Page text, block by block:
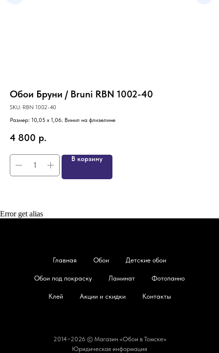
Обои Бруни / Bruni RBN 1002-40
SKU: RBN 1002-40
Размер: 10,05 х 1,06. Винил на флизелине
4 800 р.
В корзину
Error get alias
Главная Обои Детские обои
Обои под покраску Ламинат Фотопанно
Клей Акции и скидки Контакты
2014−2026 © Магазин «Обои в Томске»
Юридическая информация